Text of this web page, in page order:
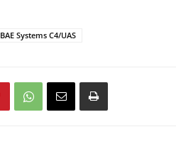
BAE Systems C4/UAS